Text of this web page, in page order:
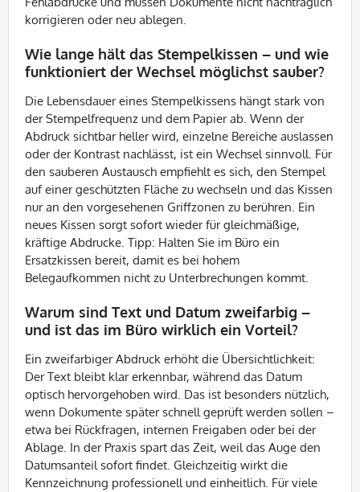
korrigieren oder neu ablegen.
Wie lange hält das Stempelkissen – und wie
funktioniert der Wechsel möglichst sauber?
Die Lebensdauer eines Stempelkissens hängt stark von
der Stempelfrequenz und dem Papier ab. Wenn der
Abdruck sichtbar heller wird, einzelne Bereiche auslassen
oder der Kontrast nachlässt, ist ein Wechsel sinnvoll. Für
den sauberen Austausch empfiehlt es sich, den Stempel
auf einer geschützten Fläche zu wechseln und das Kissen
nur an den vorgesehenen Griffzonen zu berühren. Ein
neues Kissen sorgt sofort wieder für gleichmäßige,
kräftige Abdrucke. Tipp: Halten Sie im Büro ein
Ersatzkissen bereit, damit es bei hohem
Belegaufkommen nicht zu Unterbrechungen kommt.
Warum sind Text und Datum zweifarbig –
und ist das im Büro wirklich ein Vorteil?
Ein zweifarbiger Abdruck erhöht die Übersichtlichkeit:
Der Text bleibt klar erkennbar, während das Datum
optisch hervorgehoben wird. Das ist besonders nützlich,
wenn Dokumente später schnell geprüft werden sollen –
etwa bei Rückfragen, internen Freigaben oder bei der
Ablage. In der Praxis spart das Zeit, weil das Auge den
Datumsanteil sofort findet. Gleichzeitig wirkt die
Kennzeichnung professionell und einheitlich. Für viele